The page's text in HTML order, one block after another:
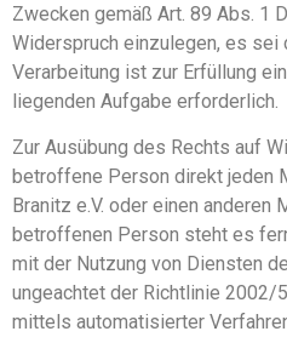
Zwecken gemäß Art. 89 Abs. 1
Widerspruch einzulegen, es sei
Verarbeitung ist zur Erfüllung
liegenden Aufgabe erforderlich.
Zur Ausübung des Rechts auf
betroffene Person direkt jeden
Branitz e.V. oder einen anderen
betroffenen Person steht es
mit der Nutzung von Diensten
ungeachtet der Richtlinie 2002/
mittels automatisierter